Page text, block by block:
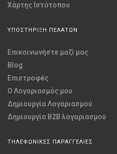
Χάρτης Ιστότοπου
ΥΠΟΣΤΗΡΙΞΗ ΠΕΛΑΤΩΝ
Επικοινωνήστε μαζί μας
Blog
Επιστροφές
O Λογαριασμός μου
Δημιουργία Λογαριασμού
Δημιουργία B2B λογαριασμού
ΤΗΛΕΦΩΝΙΚΕΣ ΠΑΡΑΓΓΕΛΙΕΣ